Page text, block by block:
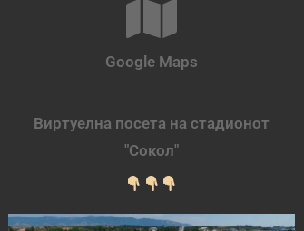
Google Maps
Виртуелна посета на стадионот
"Сокол"